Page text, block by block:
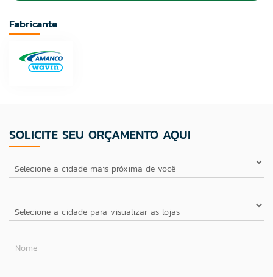
Fabricante
SOLICITE SEU ORÇAMENTO AQUI
Nome